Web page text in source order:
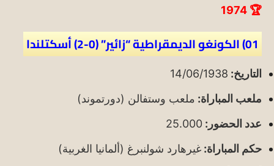
🏆 1974
01) الكونغو الديمقراطية “زائير” (0-2) أسكتلندا
التاريخ: 14/06/1938
ملعب المباراة: ملعب وستفالن (دورتموند)
عدد الحضور: 25.000
حكم المباراة: غيرهارد شولنبرغ (ألمانيا الغربية)